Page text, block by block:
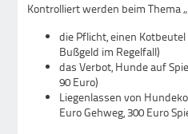
Kontrolliert werden beim Thema
die Pflicht, einen
Bußgeld im Regelfall)
das Verbot, Hunde auf
90 Euro)
Liegenlassen von
Euro Gehweg, 300 Euro